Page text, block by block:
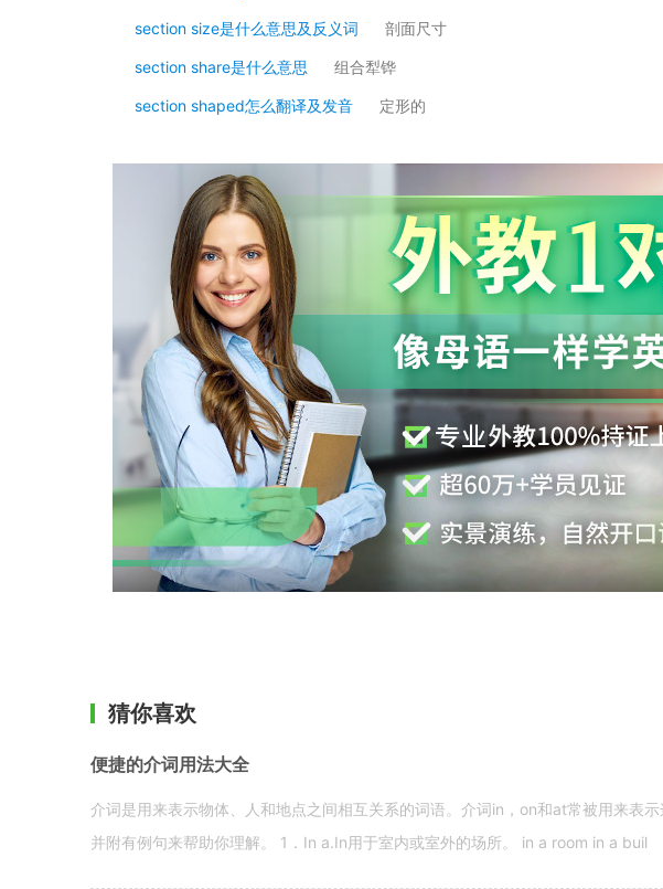
section size是什么意思及反义词 剖面尺寸
section share是什么意思 组合犁铧
section shaped怎么翻译及发音 定形的
猜你喜欢
便捷的介词用法大全
介词是用来表示物体、人和地点之间相互关系的词语。介词in，on和at常被用来表
并附有例句来帮助你理解。 1．In a.In用于室内或室外的场所。 in a room in a buil